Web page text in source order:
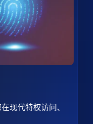
现代特权访问、